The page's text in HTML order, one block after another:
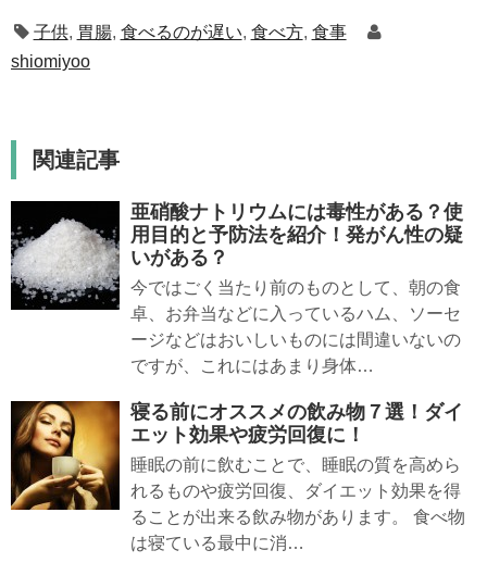
子供, 胃腸, 食べるのが遅い, 食べ方, 食事
shiomiyoo
関連記事
亜硝酸ナトリウムには毒性がある？使
用目的と予防法を紹介！発がん性の疑
いがある？
今ではごく当たり前のものとして、朝の食
卓、お弁当などに入っているハム、ソーセ
ージなどはおいしいものには間違いないの
ですが、これにはあまり身体…
寝る前にオススメの飲み物７選！ダイ
エット効果や疲労回復に！
睡眠の前に飲むことで、睡眠の質を高めら
れるものや疲労回復、ダイエット効果を得
ることが出来る飲み物があります。 食べ物
は寝ている最中に消…